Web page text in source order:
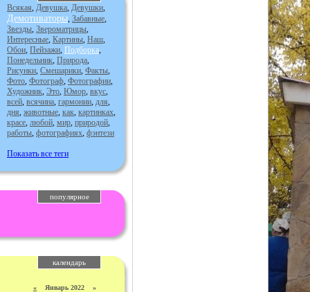
Всякая, Девушка, Девушки,
Демотиваторы, Забавные,
Звезды, Звероматрицы,
Интересные, Картины, Наш,
Обои, Пейзажи, Подборка,
Понедельник, Природа,
Рисунки, Смешарики, Факты,
Фото, Фотограф, Фотографии,
Художник, Это, Юмор, вкус,
всей, всячина, гармонии, для,
дня, животные, как, картинках,
красе, любой, мир, природой,
работы, фотографиях, фэнтези
Показать все теги
популярное
календарь
« Январь 2022 »